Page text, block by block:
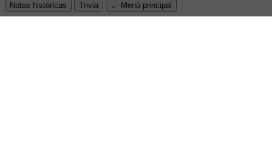
Notas históricas
Trivia ← Menú principal